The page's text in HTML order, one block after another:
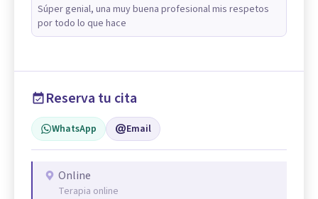
Súper genial, una muy buena profesional mis respetos
por todo lo que hace
Reserva tu cita
WhatsApp Email
Online
Terapia online